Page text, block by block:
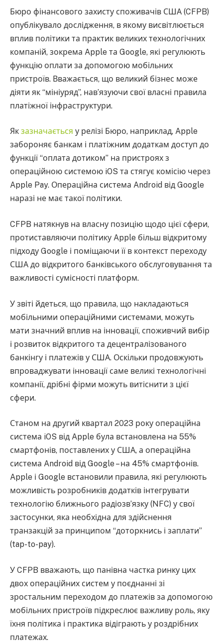
Бюро фінансового захисту споживачів США (CFPB)
опублікувало дослідження, в якому висвітлюється
вплив політики та практик великих технологічних
компаній, зокрема Apple та Google, які регулюють
функцію оплати за допомогою мобільних
пристроїв. Вважається, що великий бізнес може
діяти як “мініуряд”, нав’язуючи свої власні правила
платіжної інфраструктури.
Як зазначається у релізі Бюро, наприклад, Apple
забороняє банкам і платіжним додаткам доступ до
функції “оплата дотиком” на пристроях з
операційною системою iOS та стягує комісію через
Apple Pay. Операційна система Android від Google
наразі не має такої політики.
CFPB натякнув на власну позицію щодо цієї сфери,
протиставляючи політику Apple більш відкритому
підходу Google і поміщаючи її в контекст переходу
США до відкритого банківського обслуговування та
важливості сумісності платформ.
У звіті йдеться, що правила, що накладаються
мобільними операційними системами, можуть
мати значний вплив на інновації, споживчий вибір
і розвиток відкритого та децентралізованого
банкінгу і платежів у США. Оскільки продовжують
впроваджувати інновації саме великі технологічні
компанії, дрібні фірми можуть витіснити з цієї
сфери.
Станом на другий квартал 2023 року операційна
система iOS від Apple була встановлена на 55%
смартфонів, поставлених у США, а операційна
система Android від Google – на 45% смартфонів.
Apple і Google встановили правила, які регулюють
можливість розробників додатків інтегрувати
технологію ближнього радіозв’язку (NFC) у свої
застосунки, яка необхідна для здійснення
транзакцій за принципом “доторкнись і заплати”
(tap-to-pay).
У CFPB вважають, що панівна частка ринку цих
двох операційних систем у поєднанні зі
зростальним переходом до платежів за допомогою
мобільних пристроїв підкреслює важливу роль, яку
їхня політика і практика відіграють у роздрібних
платежах.